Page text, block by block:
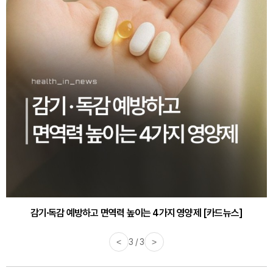
감기·독감 예방하고 면역력 높이는 4가지 영양제 [카드뉴스]
< 3 / 3 >